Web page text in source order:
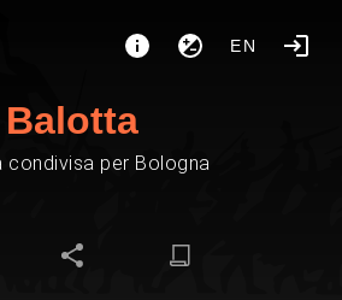
EN
Balotta
condivisa per Bologna